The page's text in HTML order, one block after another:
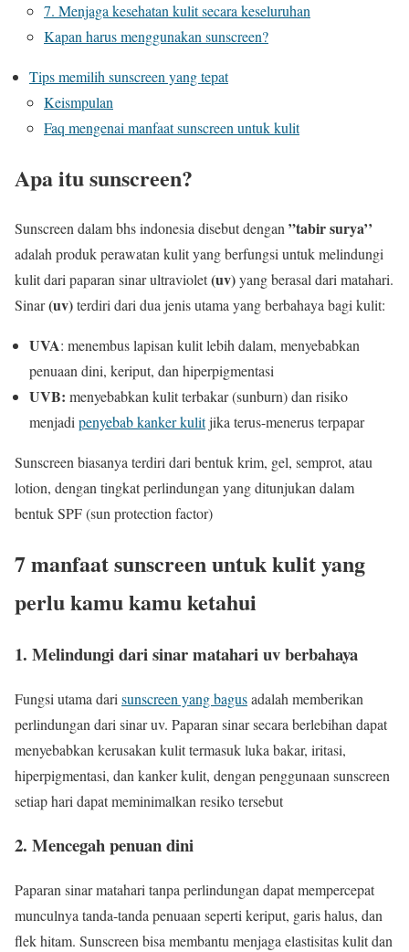
7. Menjaga kesehatan kulit secara keseluruhan
Kapan harus menggunakan sunscreen?
Tips memilih sunscreen yang tepat
Keismpulan
Faq mengenai manfaat sunscreen untuk kulit
Apa itu sunscreen?
Sunscreen dalam bhs indonesia disebut dengan”tabir surya’’
adalah produk perawatan kulit yang berfungsi untuk melindungi
kulit dari paparan sinar ultraviolet(uv)yang berasal dari matahari.
Sinar(uv)terdiri dari dua jenis utama yang berbahaya bagi kulit:
UVA: menembus lapisan kulit lebih dalam, menyebabkan
penuaan dini, keriput, dan hiperpigmentasi
UVB: menyebabkan kulit terbakar (sunburn) dan risiko
menjadipenyebab kanker kulitjika terus-menerus terpapar
Sunscreen biasanya terdiri dari bentuk krim, gel, semprot, atau
lotion, dengan tingkat perlindungan yang ditunjukan dalam
bentuk SPF (sun protection factor)
7 manfaat sunscreen untuk kulit yang
perlu kamu kamu ketahui
1. Melindungi dari sinar matahari uv berbahaya
Fungsi utama dari sunscreen yang bagusadalah memberikan
perlindungan dari sinar uv. Paparan sinar secara berlebihan dapat
menyebabkan kerusakan kulit termasuk luka bakar, iritasi,
hiperpigmentasi, dan kanker kulit, dengan penggunaan sunscreen
setiap hari dapat meminimalkan resiko tersebut
2. Mencegah penuan dini
Paparan sinar matahari tanpa perlindungan dapat mempercepat
munculnya tanda-tanda penuaan seperti keriput, garis halus, dan
flek hitam. Sunscreen bisa membantu menjaga elastisitas kulit dan